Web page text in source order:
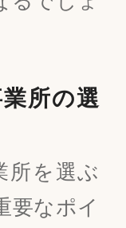
所の選
所を選ぶ
要なポイ